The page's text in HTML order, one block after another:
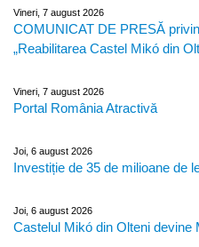
Vineri, 7 august 2026
COMUNICAT DE PRESĂ
„Reabilitarea Castel Mikó din
Vineri, 7 august 2026
Portal România Atractivă
Joi, 6 august 2026
Investiție de 35 de milioane de
Joi, 6 august 2026
Castelul Mikó din Olteni